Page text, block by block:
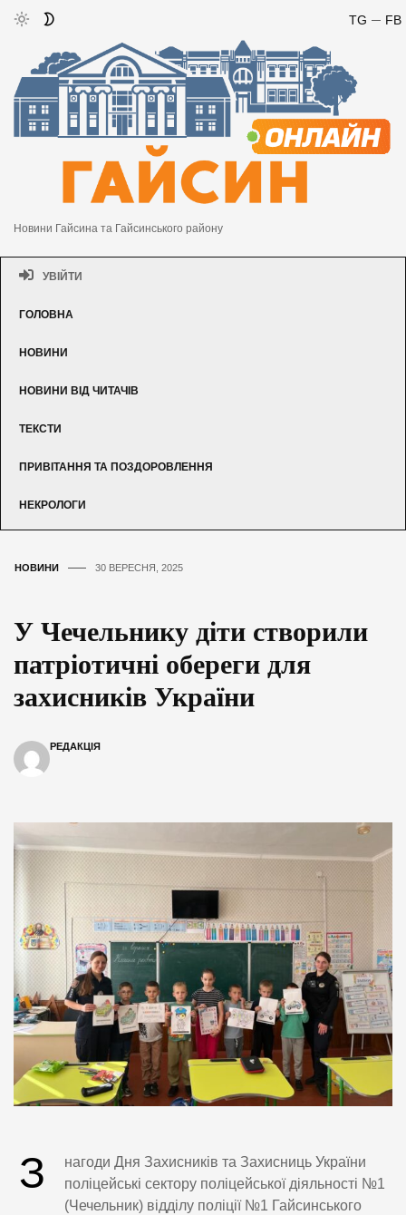
FB
TG
Новини Гайсина та Гайсинського району
УВІЙТИ
ГОЛОВНА
НОВИНИ
НОВИНИ ВІД ЧИТАЧІВ
ТЕКСТИ
ПРИВІТАННЯ ТА ПОЗДОРОВЛЕННЯ
НЕКРОЛОГИ
НОВИНИ 30 ВЕРЕСНЯ, 2025
У Чечельнику діти створили
патріотичні обереги для
захисників України
РЕДАКЦІЯ
З
нагоди Дня Захисників та Захисниць України
поліцейські сектору поліцейської діяльності №1
(Чечельник) відділу поліції №1 Гайсинського